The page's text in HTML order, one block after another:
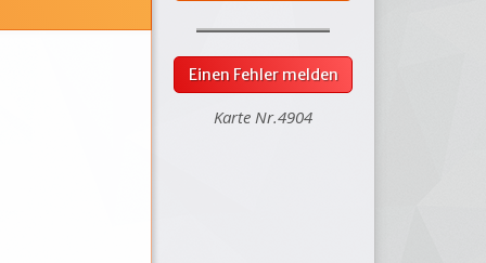
Einen Fehler melden
Karte Nr.4904